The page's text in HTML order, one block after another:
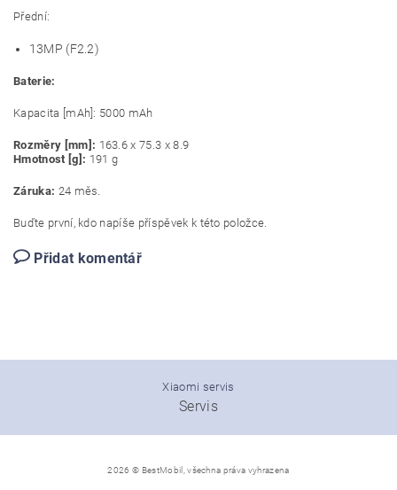
Přední:
13MP (F2.2)
Baterie:
Kapacita [mAh]: 5000 mAh
Rozměry [mm]: 163.6 x 75.3 x 8.9
Hmotnost [g]: 191 g
Záruka: 24 měs.
Buďte první, kdo napíše příspěvek k této položce.
Přidat komentář
Xiaomi servis
Servis
2026 © BestMobil, všechna práva vyhrazena